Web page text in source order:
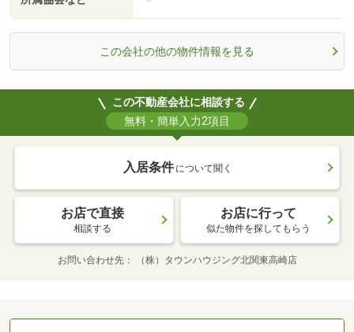
この会社の他の物件情報を見る
この不動産会社に相談する
無料・簡単入力2項目
入居条件 について聞く
お店で直接
相談する
お店に行って
似た物件を探してもらう
お問い合わせ先 （株）タウンハウジング北関東高崎店